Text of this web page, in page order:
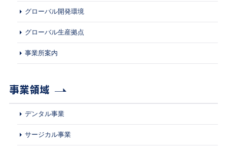
グローバル開発環境
グローバル生産拠点
事業所案内
事業領域
デンタル事業
サージカル事業